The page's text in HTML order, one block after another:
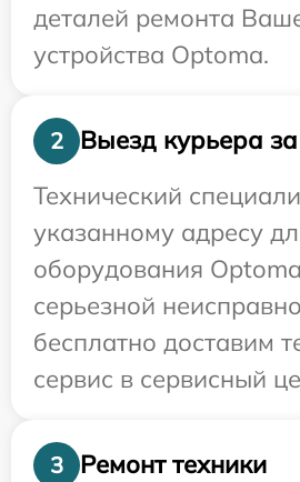
деталей ремонта
устройства Optoma.
2
Выезд курьера
Технический
указанному адресу
оборудования
серьезной
бесплатно доставим
сервис в сервисный
3 Ремонт техники